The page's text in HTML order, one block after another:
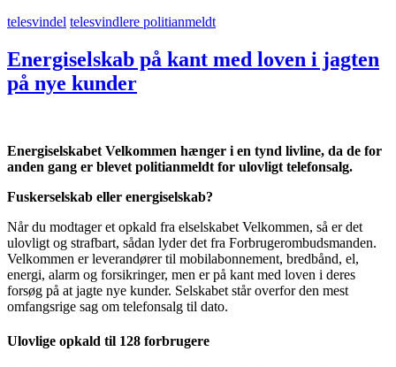
telesvindel telesvindlere politianmeldt
Energiselskab på kant med loven i jagten
på nye kunder
Energiselskabet Velkommen hænger i en tynd livline, da de for
anden gang er blevet politianmeldt for ulovligt telefonsalg.
Fuskerselskab eller energiselskab?
Når du modtager et opkald fra elselskabet Velkommen, så er det
ulovligt og strafbart, sådan lyder det fra Forbrugerombudsmanden.
Velkommen er leverandører til mobilabonnement, bredbånd, el,
energi, alarm og forsikringer, men er på kant med loven i deres
forsøg på at jagte nye kunder. Selskabet står overfor den mest
omfangsrige sag om telefonsalg til dato.
Ulovlige opkald til 128 forbrugere